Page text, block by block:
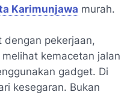
Karimunjawa murah.
dengan pekerjaan,
kemacetan jalan
gadget. Di
kesegaran. Bukan